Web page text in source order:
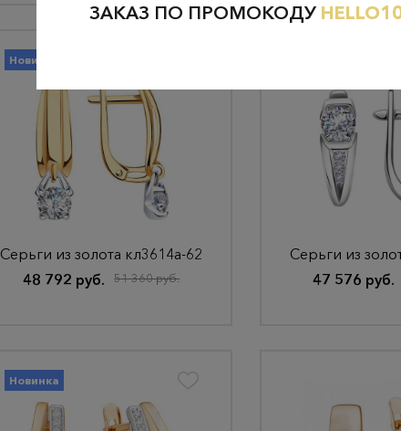
Новинка
Серьги из золота кл3614а-62
48 792 руб.
51 360 руб.
Серьги из
47 576 руб.
Новинка
ЗАКАЗ ПО ПРОМОКОДУ